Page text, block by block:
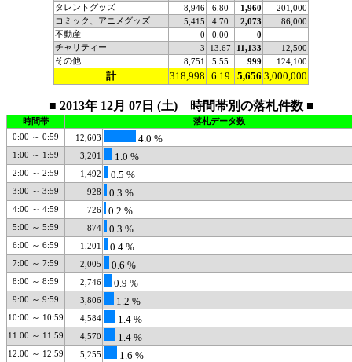
タレントグッズ
8,946 6.80 1,960
201,000
コミック、アニメグッズ
5,415 4.70 2,073
86,000
不動産
0 0.00
0
チャリティー
3 13.67 11,133
12,500
その他
8,751 5.55 999 124,100
計 318,998 6.19 5,656 3,000,000
■ 2013年 12月 07日 (土) 時間帯別の落札件数 ■
時間帯
落札データ数
0:00 ～ 0:59
12,603 4.0 %
1:00 ～ 1:59 3,201 1.0 %
2:00 ～ 2:59 1,492 0.5 %
3:00 ～ 3:59 928 0.3 %
4:00 ～ 4:59 726 0.2 %
5:00 ～ 5:59 874 0.3 %
6:00 ～ 6:59 1,201 0.4 %
7:00 ～ 7:59 2,005 0.6 %
8:00 ～ 8:59 2,746 0.9 %
9:00 ～ 9:59 3,806 1.2 %
10:00 ～ 10:59 4,584 1.4 %
11:00 ～ 11:59 4,570 1.4 %
12:00 ～ 12:59 5,255 1.6 %